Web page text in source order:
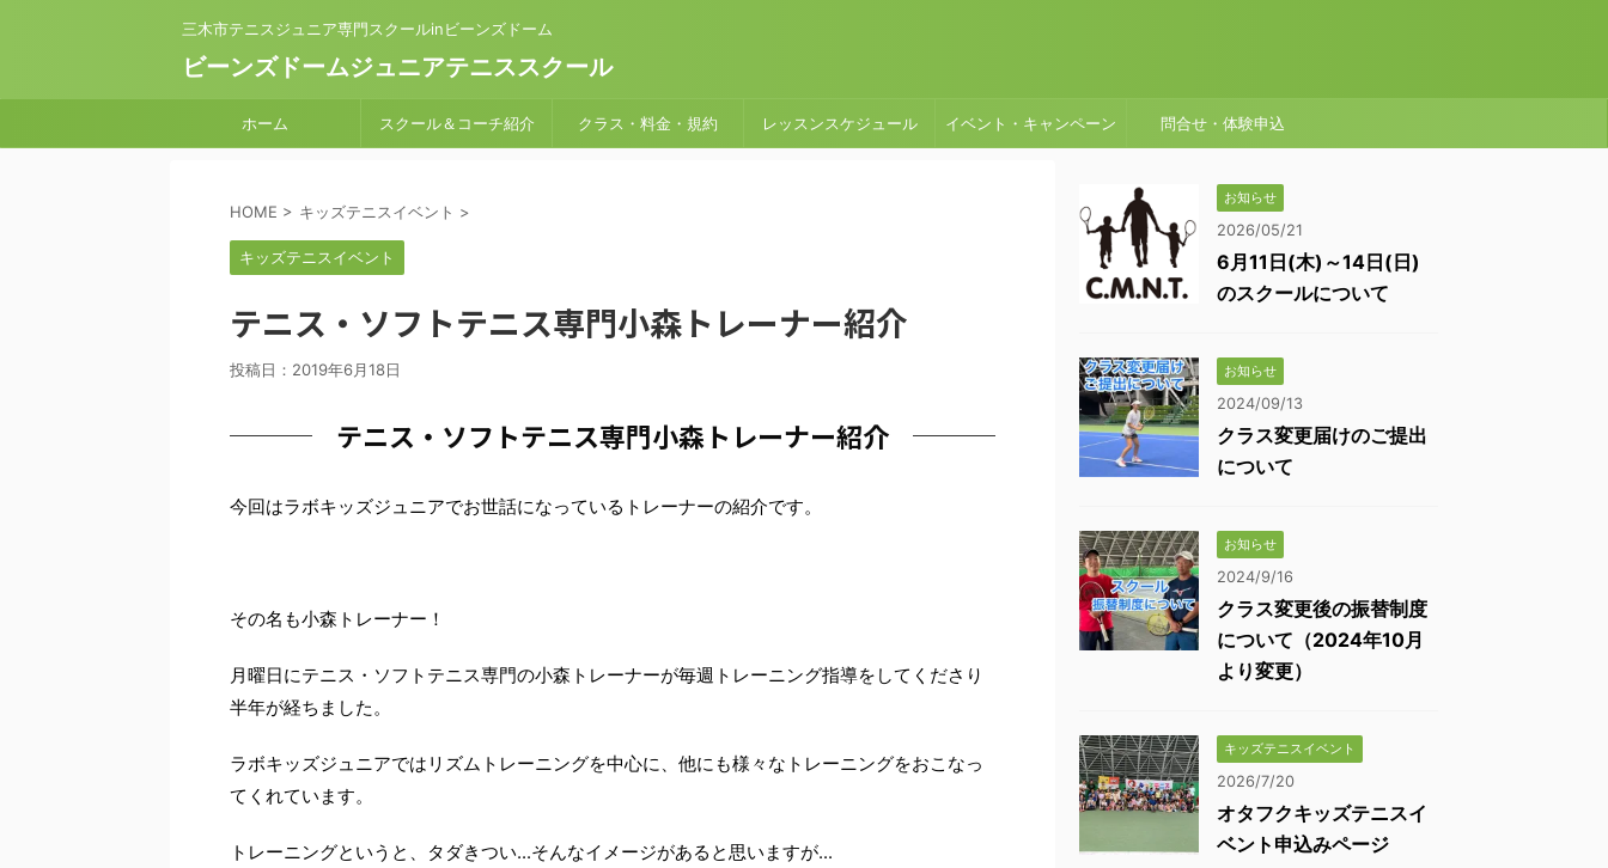
三木市テニスジュニア専門スクールinビーンズドーム
ビーンズドームジュニアテニススクール
ホーム スクール＆コーチ紹介 クラス・料金・規約 レッスンスケジュール イベント・キャンペーン 問合せ・体験申込
HOME > キッズテニスイベント >
キッズテニスイベント
テニス・ソフトテニス専門小森トレーナー紹介
投稿日： 2019年6月18日
テニス・ソフトテニス専門小森トレーナー紹介
今回はラボキッズジュニアでお世話になっているトレーナーの紹介です。
その名も小森トレーナー！
月曜日にテニス・ソフトテニス専門の小森トレーナーが毎週トレーニング指導をしてくださり
半年が経ちました。
ラボキッズジュニアではリズムトレーニングを中心に、他にも様々なトレーニングをおこなっ
てくれています。
トレーニングというと、タダきつい...そんなイメージがあると思いますが...
お知らせ
2026/05/21
6月11日(木)～14日(日)
のスクールについて
お知らせ
2024/09/13
クラス変更届けのご提出
について
お知らせ
2024/9/16
クラス変更後の振替制度
について（2024年10月
より変更）
キッズテニスイベント
2026/7/20
オタフクキッズテニスイ
ベント申込みページ